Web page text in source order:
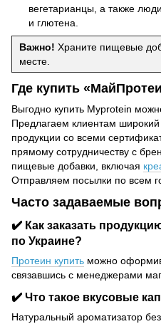
вегетарианцы, а также
и глютена.
Важно! Храните пищевые
месте.
Где купить
Выгодно купить Myprotein
Предлагаем клиентам
продукции со всеми
прямому сотрудничеству с
пищевые добавки, включая
Отправляем посылки по всем
Часто задаваемые
✔️ Как заказать
по Украине?
Протеин купить можно
связавшись с менеджерами
✔️ Что такое вкусовые
Натуральный ароматизатор